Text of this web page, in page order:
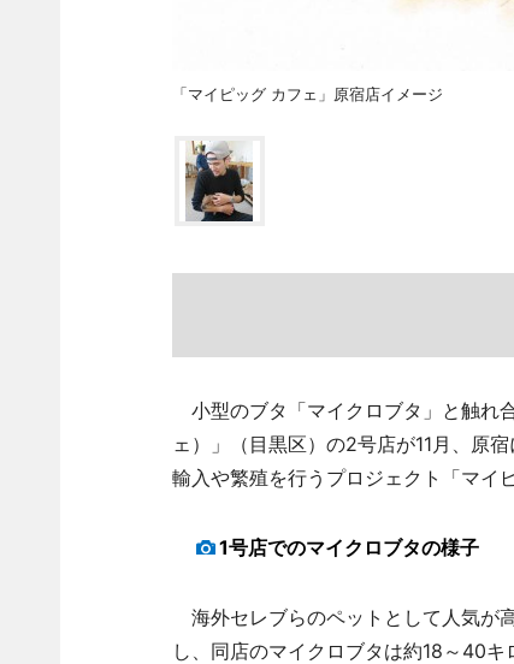
「マイピッグ カフェ」原宿店イメージ
小型のブタ「マイクロブタ」と触れ
ェ）」（目黒区）の2号店が11月、原
輸入や繁殖を行うプロジェクト「マイ
1号店でのマイクロブタの様子
海外セレブらのペットとして人気が
し、同店のマイクロブタは約18～40